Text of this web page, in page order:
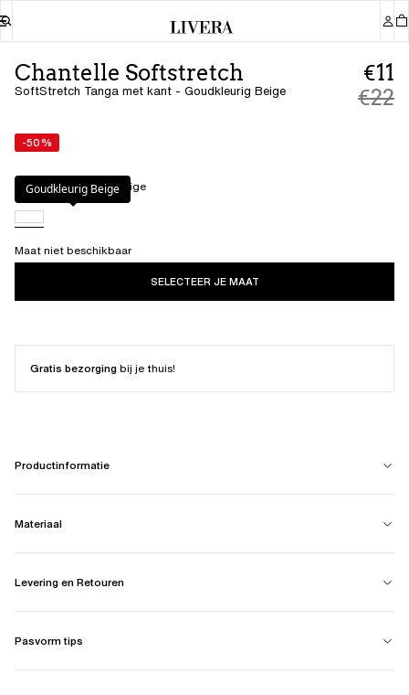
Chantelle Softstretch
SoftStretch Tanga met kant - Goudkleurig Beige
€11
€22
-50%
Kleur: Goudkleurig Beige
Goudkleurig Beige
Maat niet beschikbaar
SELECTEER JE MAAT
Gratis bezorgingbij je thuis!
Productinformatie
Materiaal
Levering en Retouren
Pasvorm tips